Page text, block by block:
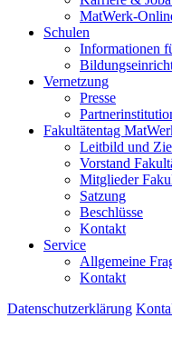
MatWerk-
Schulen
Informationen
Vernetzung
Presse
Fakultätentag
Leitbild und
Vorstand
Mitglieder
Satzung
Beschlüsse
Kontakt
Service
Allgemeine
Kontakt
Datenschutzerklärung